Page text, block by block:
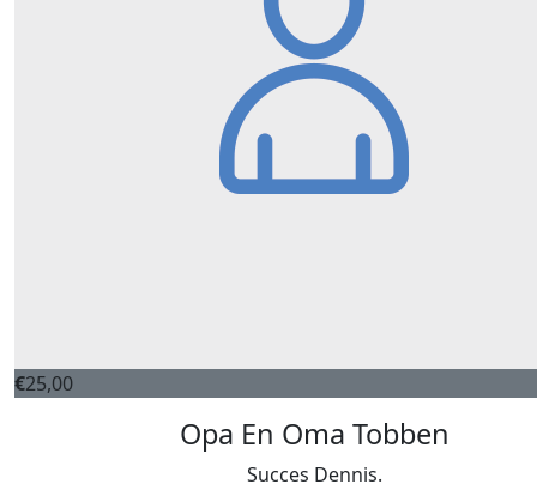
€25,00
Opa En Oma Tobben
Succes Dennis.